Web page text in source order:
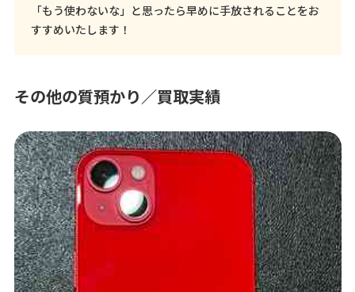
「もう使わないな」と思ったら早めに手放されることをお
すすめいたします！
その他の質預かり／買取実績